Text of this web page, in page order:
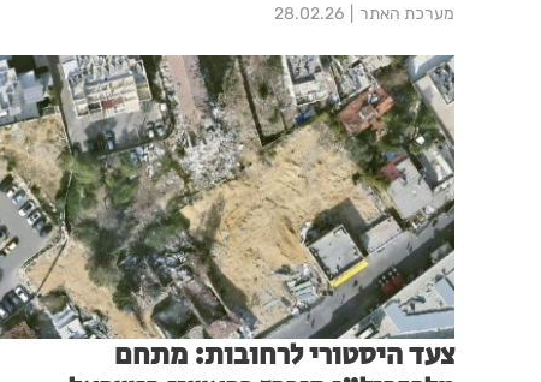
מערכת האתר 28.02.26
צעד היסטורי לרחובות: מתחם